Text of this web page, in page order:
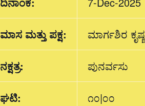
ಮಾಸ ಮತ್ತು ಪಕ್ಷ: ಮಾರ್ಗಶಿರ ಕೃಷ್ಣ
ನಕ್ಷತ್ರ: ಪುನರ್ವಸು
ಘಟಿ: ೧೦|೦೦